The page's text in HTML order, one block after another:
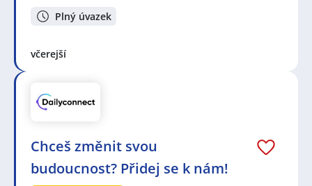
Plný úvazek
včerejší
Chceš změnit svou
budoucnost? Přidej se k nám!